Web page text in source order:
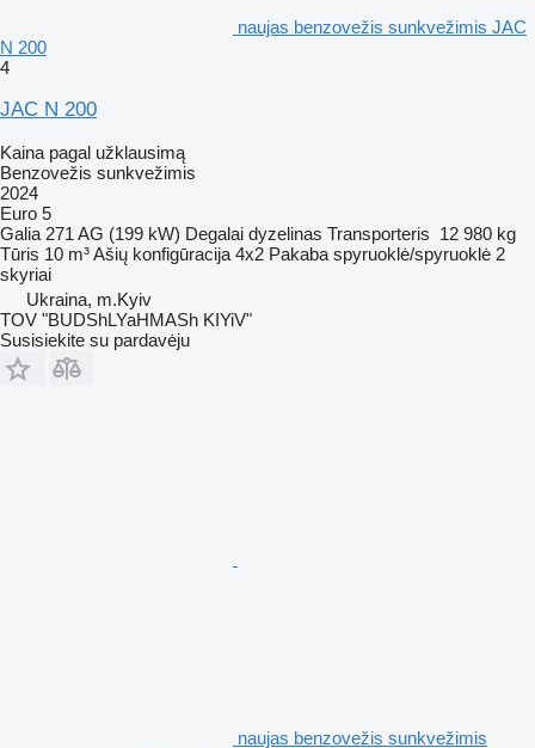
naujas benzovežis sunkvežimis JAC
N 200
4
JAC N 200
Kaina pagal užklausimą
Benzovežis sunkvežimis
2024
Euro 5
Galia 271 AG (199 kW) Degalai dyzelinas Transporteris 12 980 kg
Tūris 10 m³Ašių konfigūracija 4x2 Pakaba spyruoklė/spyruoklė 2
skyriai
Ukraina, m.Kyiv
TOV "BUDShLYaHMASh KIYiV"
Susisiekite su pardavėju
naujas benzovežis sunkvežimis